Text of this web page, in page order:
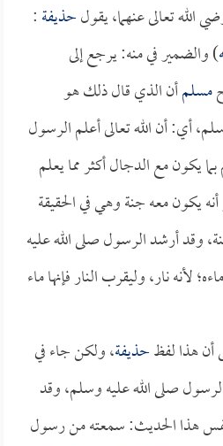
الله تعالى عنهما، يقولحذيفة:
) والضمير في منه: يرجع إلى
مسلمأن الذي قال ذلك هو
أي: أن الله تعالى أعلم الرسول
يكون مع الدجال أكثر مما يعلم
يكون معه جنة وهي في الحقيقة
وقد أرشد الرسول صلى الله عليه
لأنه نار، وليقرب النار فإنها ماء
هذا لفظحذيفة، ولكن جاء في
صلى الله عليه وسلم، وقد
هذا الحديث: سمعته من رسول